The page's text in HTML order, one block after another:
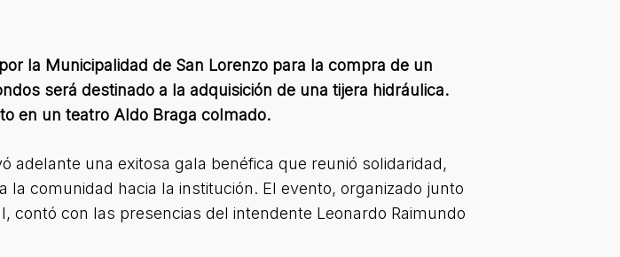
la Municipalidad de San Lorenzo para la compra de un
será destinado a la adquisición de una tijera hidráulica.
en un teatro Aldo Braga colmado.
adelante una exitosa gala benéfica que reunió solidaridad,
comunidad hacia la institución. El evento, organizado junto
contó con las presencias del intendente Leonardo Raimundo